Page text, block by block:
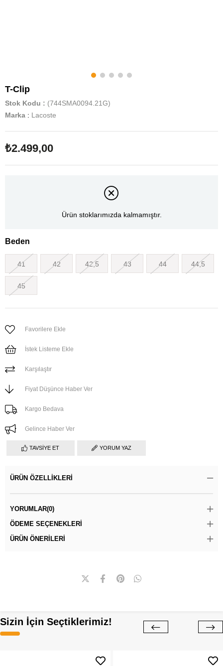
T-Clip
Stok Kodu
(744SMA0094.21G)
Marka : Lacoste
₺2.499,00
Ürün stoklarımızda kalmamıştır.
Beden
41 42 42,5 43 44 44,5
45
Favorilere Ekle
İstek Listeme Ekle
Karşılaştır
Fiyat Düşünce Haber Ver
Kargo Bedava
Gelince Haber Ver
TAVSIYE ET YORUM YAZ
ÜRÜN ÖZELLIKLERI
YORUMLAR(0)
ÖDEME SEÇENEKLERI
ÜRÜN ÖNERILERI
Sizin İçin Seçtiklerimiz!